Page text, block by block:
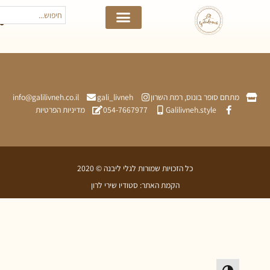
מתחם סופר בונוס, רמת השרון gali_livneh
info@galilivneh.co.il
Galilivneh.style
054-7667977 מדיניות הפרטיות
כל הזכויות שמורות לגלי ליבנה © 2020
הקמת האתר: סטודיו שירי לרון